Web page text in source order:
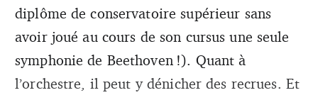
diplôme de conservatoire supérieur sans
avoir joué au cours de son cursus une seule
symphonie de Beethoven !). Quant à
l’orchestre, il peut y dénicher des recrues. Et